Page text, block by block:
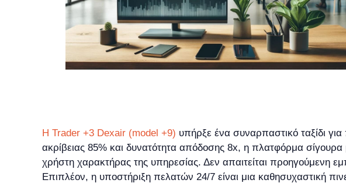
Η Trader +3 Dexair (model +9) υπήρξε ένα συναρπαστικό ταξίδι
ακρίβειας 85% και δυνατότητα απόδοσης 8x, η πλατφόρμα
χρήστη χαρακτήρας της υπηρεσίας. Δεν απαιτείται προηγούμενη
Επιπλέον, η υποστήριξη πελατών 24/7 είναι μια καθησυχαστική